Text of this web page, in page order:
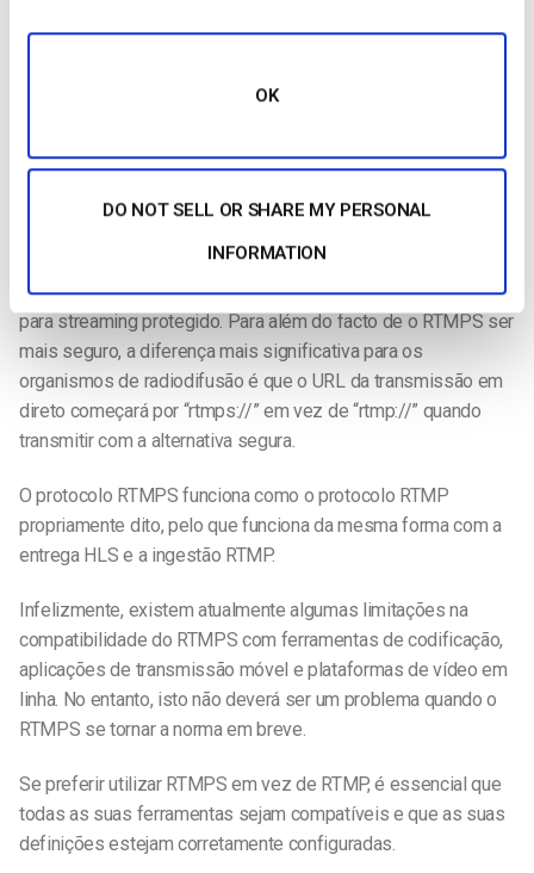
OK
DO NOT SELL OR SHARE MY PERSONAL
INFORMATION
situações devido à sua segurança acrescida. O streaming
tem prioridade quando se trata de transmitir conteúdos para
um grande número de espectadores.
RTMPS é RTMP com uma camada adicional de segurança
para streaming protegido. Para além do facto de o RTMPS ser
mais seguro, a diferença mais significativa para os
organismos de radiodifusão é que o URL da transmissão em
direto começará por “rtmps://” em vez de “rtmp://” quando
transmitir com a alternativa segura.
O protocolo RTMPS funciona como o protocolo RTMP
propriamente dito, pelo que funciona da mesma forma com a
entrega HLS e a ingestão RTMP.
Infelizmente, existem atualmente algumas limitações na
compatibilidade do RTMPS com ferramentas de codificação,
aplicações de transmissão móvel e plataformas de vídeo em
linha. No entanto, isto não deverá ser um problema quando o
RTMPS se tornar a norma em breve.
Se preferir utilizar RTMPS em vez de RTMP, é essencial que
todas as suas ferramentas sejam compatíveis e que as suas
definições estejam corretamente configuradas.